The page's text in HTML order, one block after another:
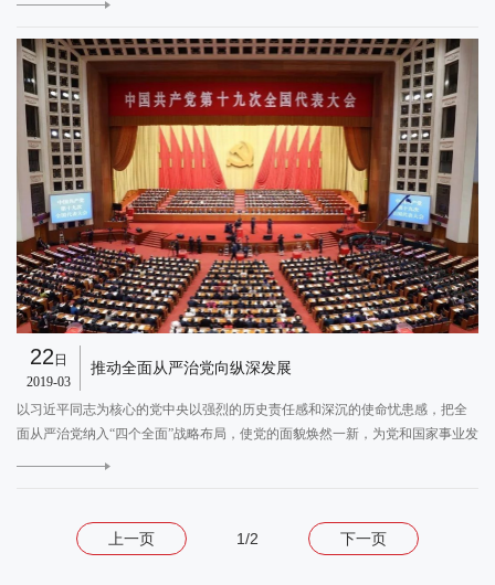
国北部边疆这道风景线打造得更加亮丽。
22 日
2019-03
推动全面从严治党向纵深发展
以习近平同志为核心的党中央以强烈的历史责任感和深沉的使命忧患感，把全
面从严治党纳入“四个全面”战略布局，使党的面貌焕然一新，为党和国家事业发
上一页 1/2 下一页